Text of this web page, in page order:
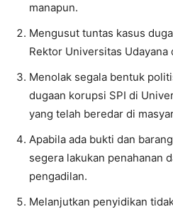
manapun.
Mengusut tuntas kasus
Rektor Universitas
Menolak segala bentuk
dugaan korupsi SPI di
yang telah beredar di
Apabila ada bukti dan
segera lakukan penahanan
pengadilan.
Melanjutkan penyidikan